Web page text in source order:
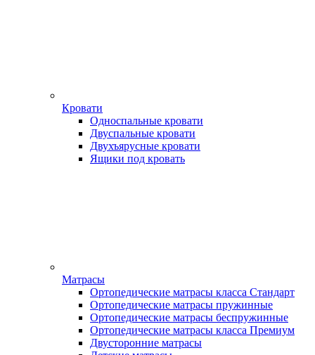
Кровати
Односпальные кровати
Двуспальные кровати
Двухъярусные кровати
Ящики под кровать
Матрасы
Ортопедические матрасы класса Стандарт
Ортопедические матрасы пружинные
Ортопедические матрасы беспружинные
Ортопедические матрасы класса Премиум
Двусторонние матрасы